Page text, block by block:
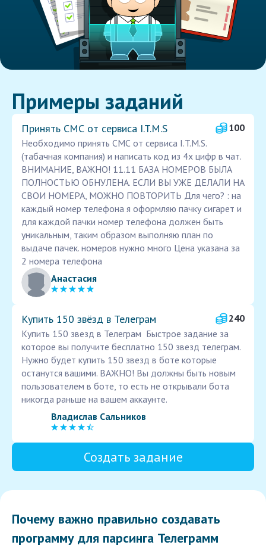
Примеры заданий
Принять СМС от сервиса I.T.M.S
100
Необходимо принять СМС от сервиса I.T.M.S.
(табачная компания) и написать код из 4х цифр в чат.
ВНИМАНИЕ, ВАЖНО! 11.11 БАЗА НОМЕРОВ БЫЛА
ПОЛНОСТЬЮ ОБНУЛЕНА. ЕСЛИ ВЫ УЖЕ ДЕЛАЛИ НА
СВОИ НОМЕРА, МОЖНО ПОВТОРИТЬ Для чего? : на
каждый номер телефона я оформляю пачку сигарет и
для каждой пачки номер телефона должен быть
уникальным, таким образом выполняю план по
выдаче пачек. номеров нужно много Цена указана за
2 номера телефона
Анастасия
Купить 150 звёзд в Телеграм
240
Купить 150 звезд в Телеграм Быстрое задание за
которое вы получите бесплатно 150 звезд телеграм.
Нужно будет купить 150 звезд в боте которые
останутся вашими. ВАЖНО! Вы должны быть новым
пользователем в боте, то есть не открывали бота
никогда раньше на вашем аккаунте.
Владислав Сальников
Создать задание
Почему важно правильно создавать
программу для парсинга Телеграмм